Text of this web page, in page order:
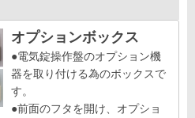
オプションボックス
●電気錠操作盤のオプション機
器を取り付ける為のボックスで
す。
●前面のフタを開け、オプショ